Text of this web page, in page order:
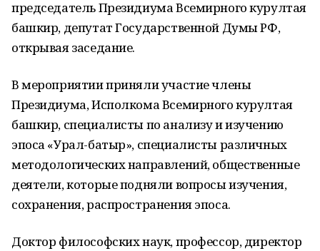
председатель Президиума Всемирного курултая
башкир, депутат Государственной Думы РФ,
открывая заседание.
В мероприятии приняли участие члены
Президиума, Исполкома Всемирного курултая
башкир, специалисты по анализу и изучению
эпоса «Урал-батыр», специалисты различных
методологических направлений, общественные
деятели, которые подняли вопросы изучения,
сохранения, распространения эпоса.
Доктор философских наук, профессор, директор